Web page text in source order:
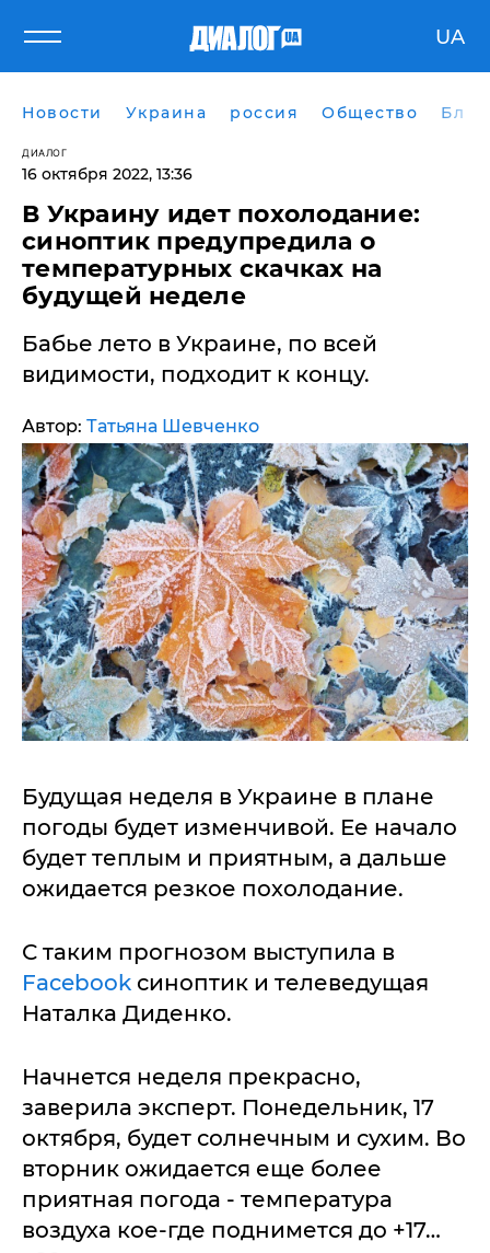
UA
Новости Украина россия Общество
ДИАЛОГ
16 октября 2022, 13:36
​В Украину идет похолодание:
синоптик предупредила о
температурных скачках на
будущей неделе
Бабье лето в Украине, по всей
видимости, подходит к концу.
Автор: Татьяна Шевченко
Будущая неделя в Украине в плане
погоды будет изменчивой. Ее начало
будет теплым и приятным, а дальше
ожидается резкое похолодание.
С таким прогнозом выступила в
Facebook синоптик и телеведущая
Наталка Диденко.
Начнется неделя прекрасно,
заверила эксперт. Понедельник, 17
октября, будет солнечным и сухим. Во
вторник ожидается еще более
приятная погода - температура
воздуха кое-где поднимется до +17…